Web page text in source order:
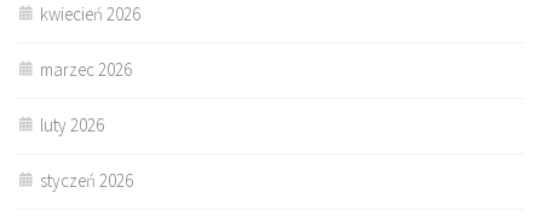
kwiecień 2026
marzec 2026
luty 2026
styczeń 2026